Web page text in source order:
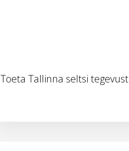
Toeta Tallinna seltsi tegevust